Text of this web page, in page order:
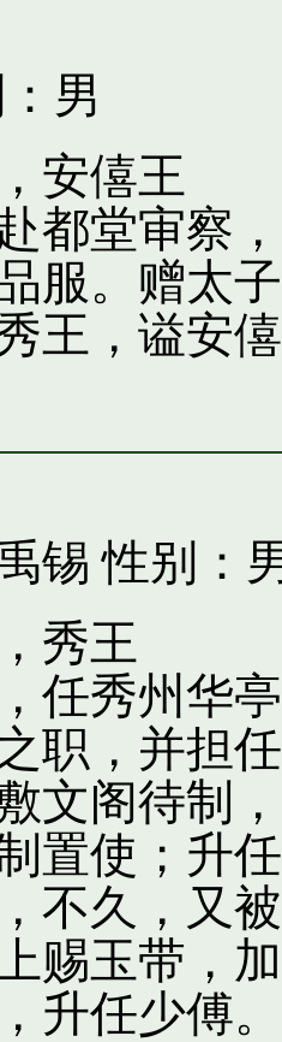
男
安僖王
都堂审察
服。赠太
王，谥安
锡 性别：
秀王
任秀州华
职，并担
文阁待制
置使；升
不久，又
赐玉带，
升任少傅